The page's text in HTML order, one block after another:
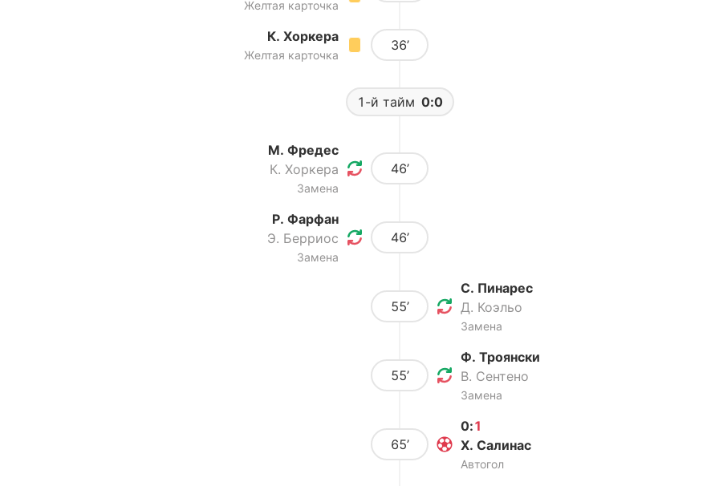
Желтая карточка
К. Хоркера
Желтая карточка
36’
1-й тайм 0:0
М. Фредес
К. Хоркера
Замена
46’
Р. Фарфан
Э. Берриос
Замена
46’
55’
С. Пинарес
Д. Коэльо
Замена
55’
Ф. Троянски
В. Сентено
Замена
65’
0:1
Х. Салинас
Автогол